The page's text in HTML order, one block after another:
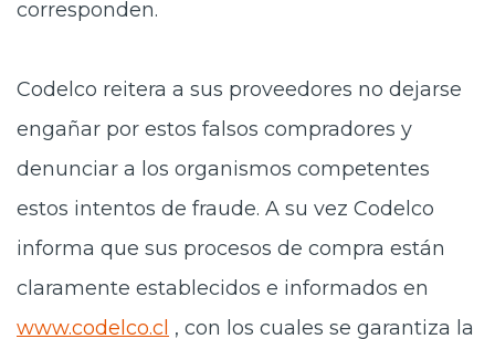
corresponden.
Codelco reitera a sus proveedores no dejarse
engañar por estos falsos compradores y
denunciar a los organismos competentes
estos intentos de fraude. A su vez Codelco
informa que sus procesos de compra están
claramente establecidos e informados en
www.codelco.cl , con los cuales se garantiza la